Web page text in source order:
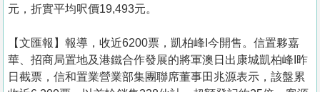
元，折實平均呎價19,493元。
【文匯報】報導，收近6200票，凱柏峰I今開售。信置夥嘉
華、招商局置地及港鐵合作發展的將軍澳日出康城凱柏峰I昨
日截票，信和置業營業部集團聯席董事田兆源表示，該盤累